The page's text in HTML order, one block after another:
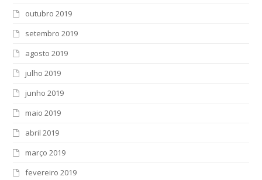
outubro 2019
setembro 2019
agosto 2019
julho 2019
junho 2019
maio 2019
abril 2019
março 2019
fevereiro 2019